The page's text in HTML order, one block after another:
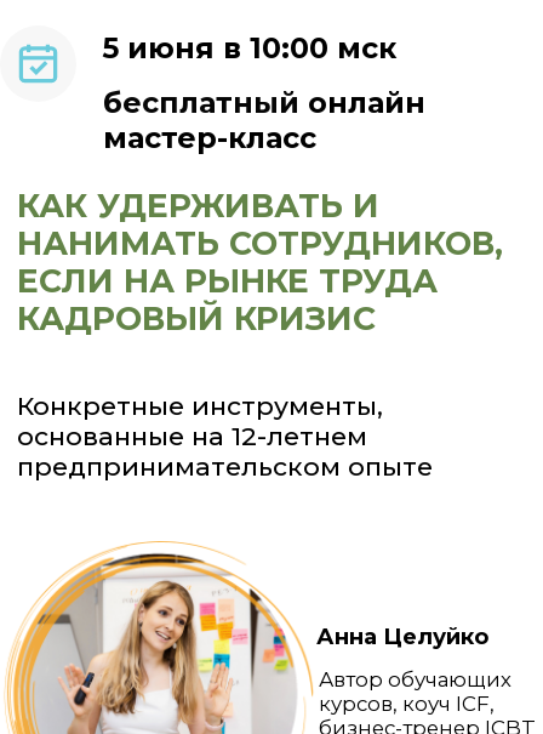
5 июня в 10:00 мск
мастер-класс
Конкретные инструменты,
основанные на 12-летнем
предпринимательском опыте
КАК УДЕРЖИВАТЬ И
ЕСЛИ НА РЫНКЕ ТРУДА
КАДРОВЫЙ КРИЗИС
ЗАРЕГИСТРИРОВАТЬСЯ И
ПОЛУЧИТЬ ПОДАРОК
франчайзер сети
школ Helen Doron
English